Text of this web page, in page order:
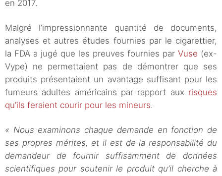
en 2017.
Malgré l’impressionnante quantité de documents,
analyses et autres études fournies par le cigarettier,
la FDA a jugé que les preuves fournies par Vuse (ex-
Vype) ne permettaient pas de démontrer que ses
produits présentaient un avantage suffisant pour les
fumeurs adultes américains par rapport aux risques
qu’ils feraient courir pour les mineurs.
« Nous examinons chaque demande en fonction de
ses propres mérites, et il est de la responsabilité du
demandeur de fournir suffisamment de données
scientifiques pour soutenir le produit qu’il cherche à